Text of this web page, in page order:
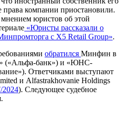
права компании приостановили.
юристов об этой
«Юристы рассказали о
с X5 Retail Group».
обратился Минфин в
(«Альфа-банк») и «ЮНС-
Ответчиками выступают
и Alfastrakhovanie Holdings
). Следующее судебное